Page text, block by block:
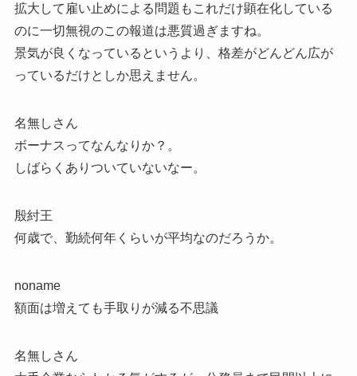
拡大して雇い止めによる問題もこれだけ顕在化している
のに一切無視のこの報道は悪質過ぎますね。
景気が良くなっているというより、格差がどんどん広が
っているだけとしか思えません。
名無しさん
ボーナスってなんなりか？。
しばらくありついていないなー。
殷紂王
何歳で、勤続何年くらいが平均なのだろうか。
noname
額面は増えても手取りが減る不思議
名無しさん